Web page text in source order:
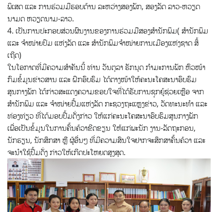
ພິເສດ ແລະ ການຮ່ວມມືຮອບດ້ານ ລະຫວ່າງສອງພັກ, ສອງລັດ ລາວ-ຫວຽດ
ນາມດ ຫວຽດນາມ-ລາວ.
4. ເປັນການປະກອບສ່ວນຜົນງານຂອງການຮ່ວມມືສອງສໍານັກພິມ( ສໍານັກພິມ
ແລະ ຈໍາໜ່າຍປຶມ ແຫ່ງລັດ ແລະ ສໍານັກພິມຈໍາໜ່າຍການເມືອງແຫ່ງຊາດ ສຶ້
ເຖີດ)
ໃນໂອກາດທີ່ມີຄວາມສຳຄັນນີ້ ທ່ານ ວັນຕຸລາ ຣັກນຸດ ກໍາມະການພັກ ຫົວໜ້າ
ກົມຂໍ້ມູນຂ່າວສານ ແລະ ຝຶກອົບຮົມ ໄດ້ຕາງໜ້າໃຫ້ຄະນະໂຄສະນາອົບຮົມ
ສູນກາງພັກ ໄດ້ກ່າວສະແດງຄວາມຂອບໃຈທີ່ໄດ້ຮັບການຊຸກຍູ້ຊ່ວຍເຫຼືອ ຈາກ
ສໍານັກພິມ ແລະ ຈໍາໜ່າຍປື້ມແຫ່ງລັດ ກະຊວງຖະແຫຼງຂ່າວ, ວັດທະນະທໍາ ແລະ
ທ່ອງທ່ຽວ ທີ່ໄດ້ມອບປື້ມດັ່ງກ່າວ ໃຫ້ແກ່ຄະນະໂຄສະນາອົບຮົມສູນກາງພັກ
ເພື່ອເປັນຂໍ້ມູນໃນການຄົ້ນຄ້ວາຂີດຂຽນ ໃຫ້ແກ່ພະນັກ ງານ-ລັດຖະກອນ,
ນັກຮຽນ, ນັກສຶກສາ ຫຼື ຜູ້ອື່ນໆ ທີ່ມີຄວາມສົນໃຈຢາກຈະສຶກສາຄົ້ນຄ້ວາ ແລະ
ຈະນໍາໃຊ້ປື້ມດັ່ງ ກ່າວໃຫ້ເກີດປະໂຫຍດສູງສຸດ.